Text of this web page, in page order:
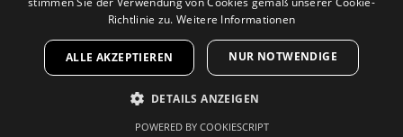
Copyright © 2026 CNC - Online Shop
Richtlinie zu. Weitere Informationen
ALLE AKZEPTIEREN NUR NOTWENDIGE
DETAILS ANZEIGEN
UNBEDINGT ERFORDERLICH
POWERED BY COOKIESCRIPT